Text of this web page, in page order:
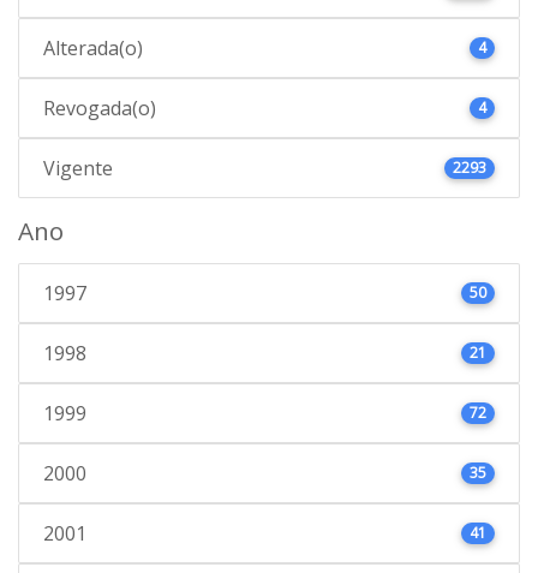
Alterada(o) 4
Revogada(o) 4
Vigente 2293
Ano
1997 50
1998 21
1999 72
2000 35
2001 41